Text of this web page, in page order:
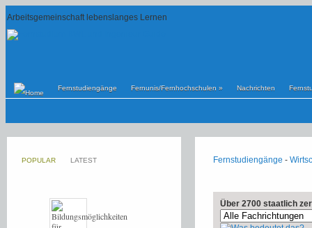
Arbeitsgemeinschaft lebenslanges Lernen
Fernstudiengänge Fernunis/Fernhochschulen » Nachrichten
Fernstudiengänge -
Über 2700 staatlich
POPULAR LATEST